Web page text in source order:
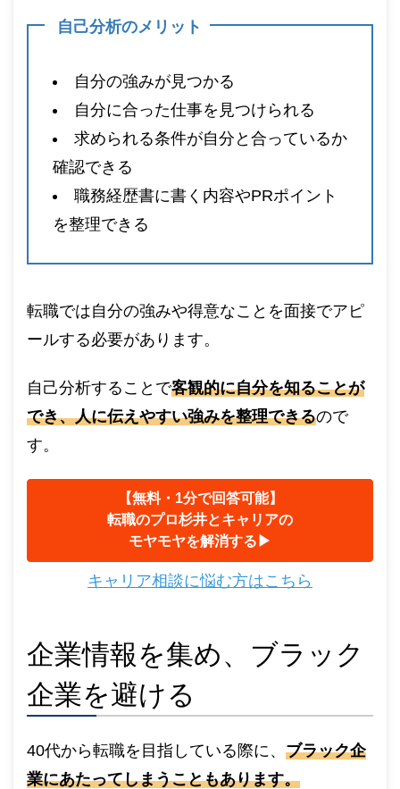
自己分析のメリット
自分の強みが見つかる
自分に合った仕事を見つけられる
求められる条件が自分と合っているか
確認できる
職務経歴書に書く内容やPRポイント
を整理できる
転職では自分の強みや得意なことを面接でアピ
ールする必要があります。
自己分析することで客観的に自分を知ることが
でき、人に伝えやすい強みを整理できるので
す。
【無料・1分で回答可能】
転職のプロ杉井とキャリアの
モヤモヤを解消する▶︎
キャリア相談に悩む方はこちら
企業情報を集め、ブラック
企業を避ける
40代から転職を目指している際に、 ブラック企
業にあたってしまうこともあります。